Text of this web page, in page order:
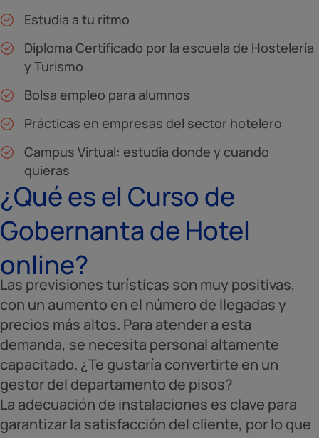
Estudia a tu ritmo
Diploma Certificado por la escuela de Hostelería
y Turismo
Bolsa empleo para alumnos
Prácticas en empresas del sector hotelero
Campus Virtual: estudia donde y cuando
quieras
¿Qué es el Curso de
Gobernanta de Hotel
online?
Las previsiones turísticas son muy positivas,
con un aumento en el número de llegadas y
precios más altos. Para atender a esta
demanda, se necesita personal altamente
capacitado. ¿Te gustaría convertirte en un
gestor del departamento de pisos?
La adecuación de instalaciones es clave para
garantizar la satisfacción del cliente, por lo que